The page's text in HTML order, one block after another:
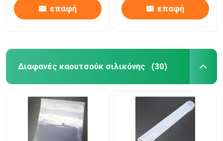
επαφή επαφή
Διαφανές καουτσούκ σιλικόνης (30)